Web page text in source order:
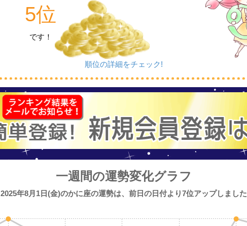
5位
です！
順位の詳細をチェック!
一週間の運勢変化グラフ
2025年8月1日(金)のかに座の運勢は、 前日の日付より7位アップしました